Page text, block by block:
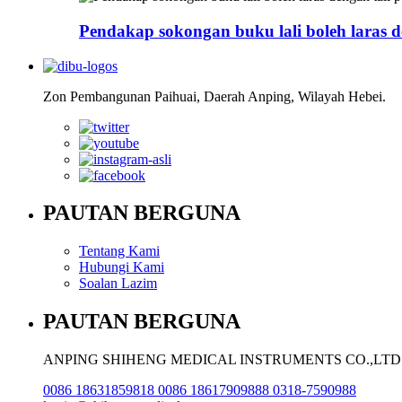
Pendakap sokongan buku lali boleh laras
Zon Pembangunan Paihuai, Daerah Anping, Wilayah Hebei.
PAUTAN BERGUNA
Tentang Kami
Hubungi Kami
Soalan Lazim
PAUTAN BERGUNA
ANPING SHIHENG MEDICAL INSTRUMENTS
0086 18631859818 0086 18617909888 0318-7590988